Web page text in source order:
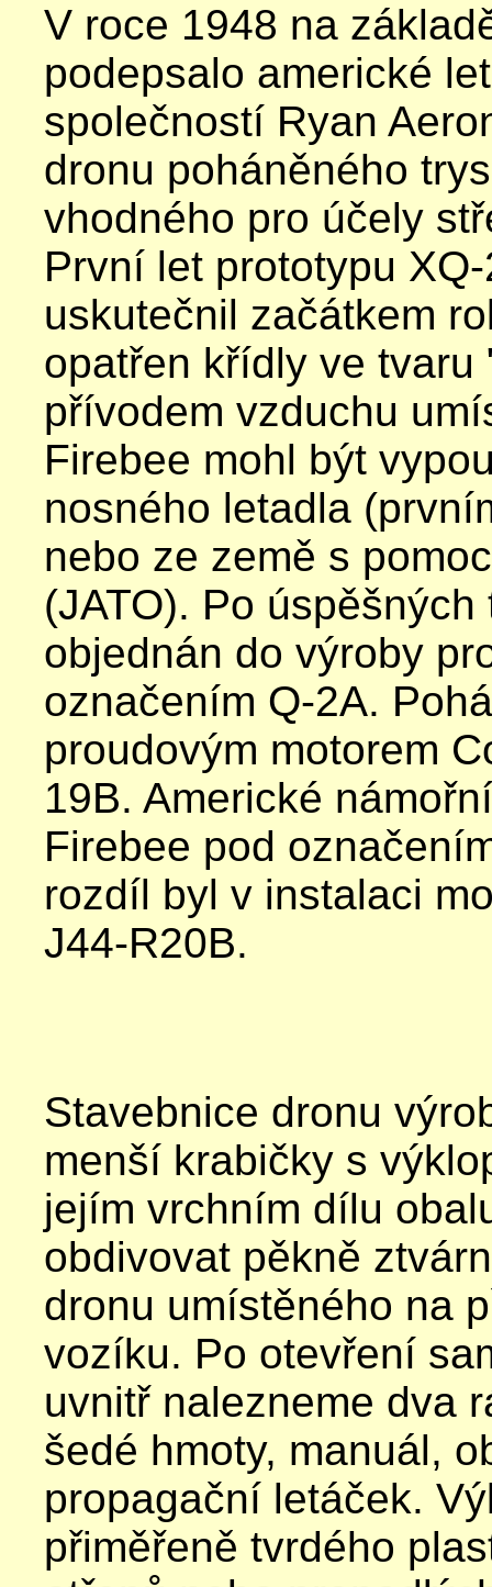
V roce 1948 na
podepsalo americké
společností Ryan
dronu poháněného
vhodného pro účely
První let prototypu
uskutečnil začátkem
opatřen křídly ve tvaru
přívodem vzduchu
Firebee mohl být
nosného letadla
nebo ze země s
(JATO). Po
objednán do výroby
označením Q-2A.
proudovým motorem
19B. Americké
Firebee pod
rozdíl byl v instalaci
J44-R20B.
Stavebnice dronu
menší krabičky s
jejím vrchním dílu
obdivovat pěkně
dronu umístěného na
vozíku. Po otevření
uvnitř nalezneme dva
šedé hmoty, manuál,
propagační letáček.
přiměřeně tvrdého